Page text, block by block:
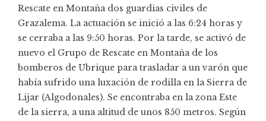
Rescate en Montaña dos guardias civiles de
Grazalema. La actuación se inició a las 6:24 horas y
se cerraba a las 9:50 horas. Por la tarde, se activó de
nuevo el Grupo de Rescate en Montaña de los
bomberos de Ubrique para trasladar a un varón que
había sufrido una luxación de rodilla en la Sierra de
Lijar (Algodonales). Se encontraba en la zona Este
de la sierra, a una altitud de unos 850 metros. Según